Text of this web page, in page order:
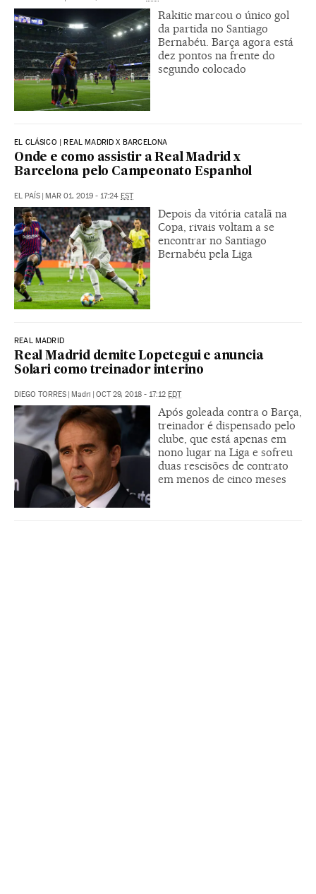
Rakitic marcou o único gol
da partida no Santiago
Bernabéu. Barça agora está
dez pontos na frente do
segundo colocado
EL CLÁSICO | REAL MADRID X BARCELONA
Onde e como assistir a Real Madrid x
Barcelona pelo Campeonato Espanhol
EL PAÍS | MAR 01, 2019 - 17:24 EST
Depois da vitória catalã na
Copa, rivais voltam a se
encontrar no Santiago
Bernabéu pela Liga
REAL MADRID
Real Madrid demite Lopetegui e anuncia
Solari como treinador interino
DIEGO TORRES | Madri | OCT 29, 2018 - 17:12 EDT
Após goleada contra o Barça,
treinador é dispensado pelo
clube, que está apenas em
nono lugar na Liga e sofreu
duas rescisões de contrato
em menos de cinco meses